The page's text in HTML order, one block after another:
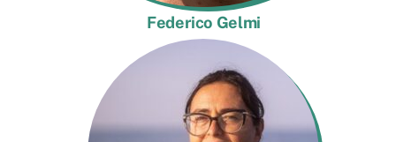
Federico Gelmi